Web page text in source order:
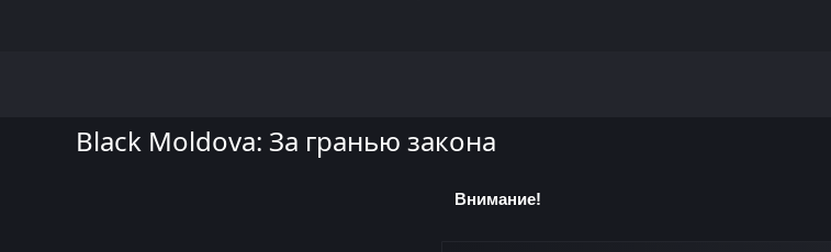
Black Moldova: За гранью закона
Внимание!